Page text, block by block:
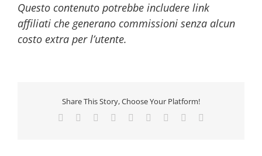
Questo contenuto potrebbe includere link
affiliati che generano commissioni senza alcun
costo extra per l’utente.
Share This Story, Choose Your Platform!
Facebook
TwitterReddit LinkedInWhatsApp
TumblrPinterest